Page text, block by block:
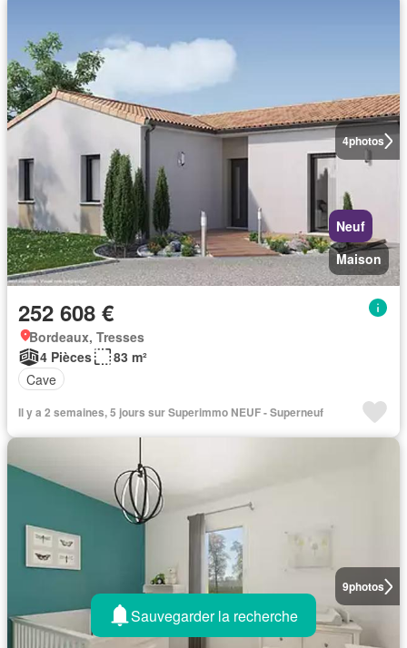
4photos
Neuf
Maison
252 608 €
Bordeaux, Tresses
4 Pièces
83 m²
Cave
Il y a 2 semaines, 5 jours sur Superimmo NEUF - Superneuf
9photos
Sauvegarder la recherche